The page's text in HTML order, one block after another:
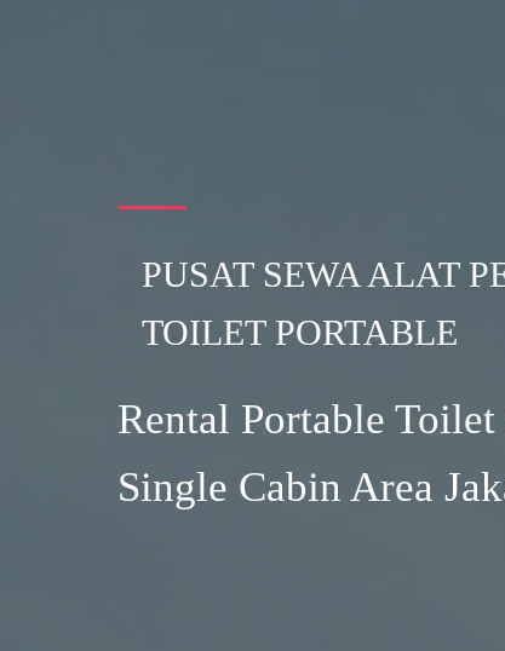
PUSAT SEWA ALAT
TOILET PORTABLE
Rental Portable
Single Cabin Area